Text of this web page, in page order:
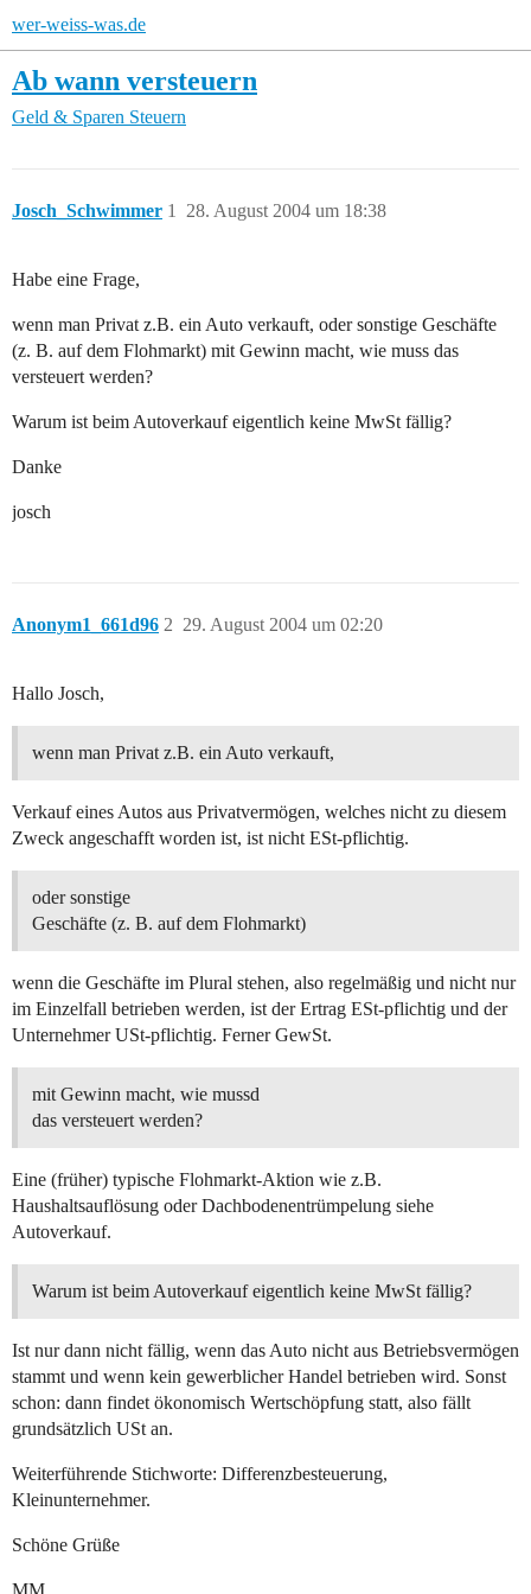
wer-weiss-was.de
Ab wann versteuern
Geld & Sparen Steuern
Josch_Schwimmer 28. August 2004 um 18:38
1
Habe eine Frage,
wenn man Privat z.B. ein Auto verkauft, oder sonstige Geschäfte
(z. B. auf dem Flohmarkt) mit Gewinn macht, wie muss das
versteuert werden?
Warum ist beim Autoverkauf eigentlich keine MwSt fällig?
Danke
josch
Anonym1_661d96 29. August 2004 um 02:20
2
Hallo Josch,
wenn man Privat z.B. ein Auto verkauft,
Verkauf eines Autos aus Privatvermögen, welches nicht zu diesem
Zweck angeschafft worden ist, ist nicht ESt-pflichtig.
oder sonstige
Geschäfte (z. B. auf dem Flohmarkt)
wenn die Geschäfte im Plural stehen, also regelmäßig und nicht nur
im Einzelfall betrieben werden, ist der Ertrag ESt-pflichtig und der
Unternehmer USt-pflichtig. Ferner GewSt.
mit Gewinn macht, wie mussd
das versteuert werden?
Eine (früher) typische Flohmarkt-Aktion wie z.B.
Haushaltsauflösung oder Dachbodenentrümpelung siehe
Autoverkauf.
Warum ist beim Autoverkauf eigentlich keine MwSt fällig?
Ist nur dann nicht fällig, wenn das Auto nicht aus Betriebsvermögen
stammt und wenn kein gewerblicher Handel betrieben wird. Sonst
schon: dann findet ökonomisch Wertschöpfung statt, also fällt
grundsätzlich USt an.
Weiterführende Stichworte: Differenzbesteuerung,
Kleinunternehmer.
Schöne Grüße
MM